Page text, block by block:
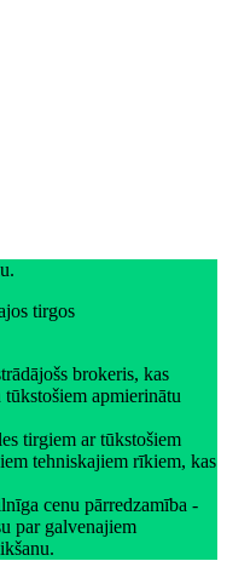
tirgos
brokeris, kas
apmierinātu
tirgiem ar tūkstošiem
tehniskajiem rīkiem, kas
cenu pārredzamība -
par galvenajiem